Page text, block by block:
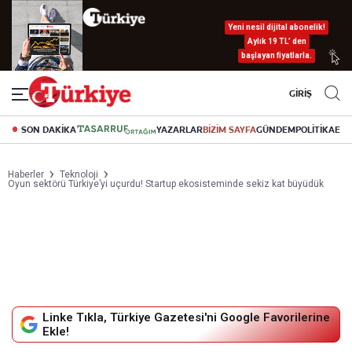
Yeni nesil dijital abonelik!
Aylık 19 TL’ den
başlayan fiyatlarla.
GİRİŞ
SON DAKİKA YAZARLARBİZİM SAYFAGÜNDEMPOLİTİKA
Haberler
Teknoloji
Oyun sektörü Türkiye’yi uçurdu! Startup ekosisteminde sekiz kat büyüdük
Linke Tıkla, Türkiye Gazetesi'ni Google Favorilerine
Ekle!